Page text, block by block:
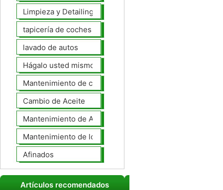
Limpieza y Detailing
tapicería de coches
lavado de autos
Hágalo usted mismo Mantenimiento de Automotores
Mantenimiento de coches General
Cambio de Aceite
Mantenimiento de Automotores Profesional
Mantenimiento de los neumáticos
Afinados
Artículos recomendados